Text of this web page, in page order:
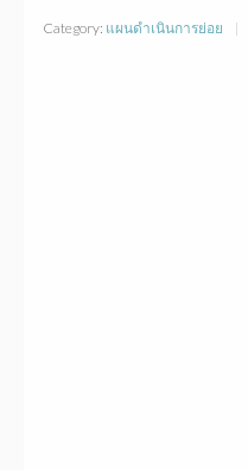
Category: แผนดำเนินการย่อย